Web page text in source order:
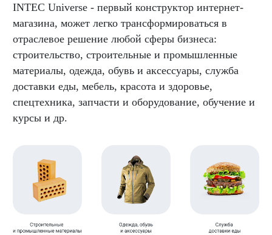
INTEC Universe - первый конструктор интернет-
магазина, может легко трансформироваться в
отраслевое решение любой сферы бизнеса:
строительство, строительные и промышленные
материалы, одежда, обувь и аксессуары, служба
доставки еды, мебель, красота и здоровье,
спецтехника, запчасти и оборудование, обучение и
курсы и др.